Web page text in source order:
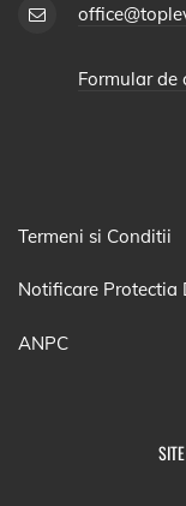
Formular de
Termeni si Conditii
Notificare Protectia
ANPC